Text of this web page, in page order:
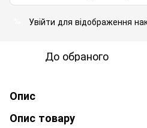
Увійти для відображення
До обраного
Опис
Опис товару